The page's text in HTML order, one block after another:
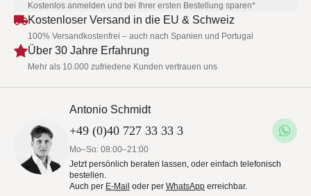
Kostenlos anmelden und bei Ihrer ersten Bestellung sparen*
Kostenloser Versand in die EU & Schweiz
100% Versandkostenfrei – auch nach Spanien und Portugal
Über 30 Jahre Erfahrung
Mehr als 10.000 zufriedene Kunden vertrauen uns
Antonio Schmidt
+49 (0)40 727 33 33 3
Mo–So: 08:00–21:00
Jetzt persönlich beraten lassen, oder einfach telefonisch
bestellen.
Auch per E-Mail oder per WhatsApp erreichbar.